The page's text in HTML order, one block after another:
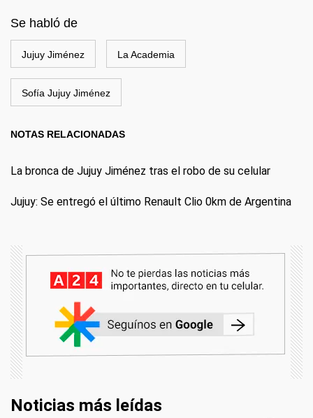
Se habló de
Jujuy Jiménez La Academia
Sofía Jujuy Jiménez
NOTAS RELACIONADAS
La bronca de Jujuy Jiménez tras el robo de su celular
Jujuy: Se entregó el último Renault Clio 0km de Argentina
Noticias más leídas